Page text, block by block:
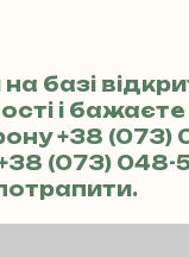
базі
і
+38 (073)
(073) 048-